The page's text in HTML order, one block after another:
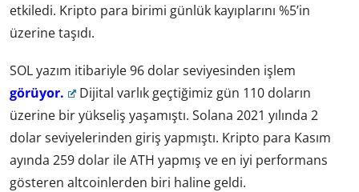
etkiledi. Kripto para birimi günlük kayıplarını %5’in
üzerine taşıdı.
SOL yazım itibariyle 96 dolar seviyesinden işlem
görüyor.
Dijital varlık geçtiğimiz gün 110 doların
üzerine bir yükseliş yaşamıştı. Solana 2021 yılında 2
dolar seviyelerinden giriş yapmıştı. Kripto para Kasım
ayında 259 dolar ile ATH yapmış ve en iyi performans
gösteren altcoinlerden biri haline geldi.